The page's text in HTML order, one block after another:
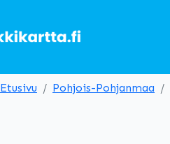
Etusivu Pohjois-Pohjanmaa